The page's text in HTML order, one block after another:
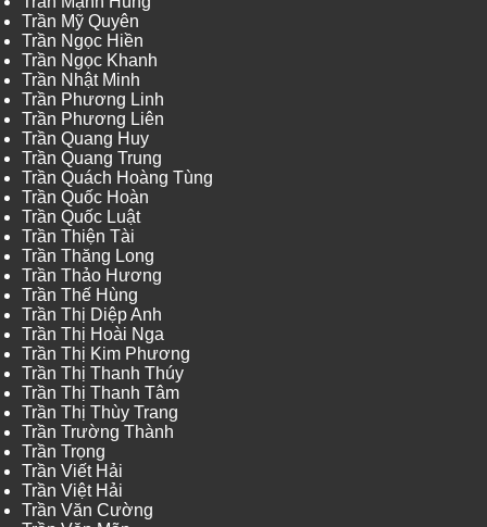
Trần Mỹ Quyên
Trần Ngọc Hiền
Trần Ngọc Khanh
Trần Nhật Minh
Trần Phương Linh
Trần Phương Liên
Trần Quang Huy
Trần Quang Trung
Trần Quách Hoàng Tùng
Trần Quốc Hoàn
Trần Quốc Luật
Trần Thiện Tài
Trần Thăng Long
Trần Thảo Hương
Trần Thế Hùng
Trần Thị Diệp Anh
Trần Thị Hoài Nga
Trần Thị Kim Phương
Trần Thị Thanh Thúy
Trần Thị Thanh Tâm
Trần Thị Thùy Trang
Trần Trường Thành
Trần Trọng
Trần Viết Hải
Trần Việt Hải
Trần Văn Cường